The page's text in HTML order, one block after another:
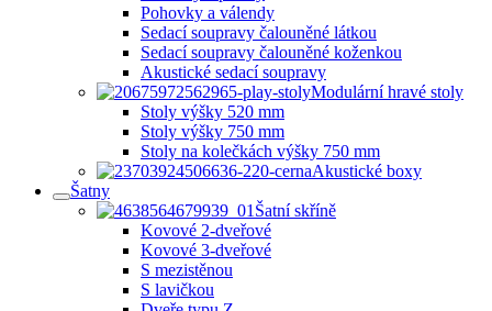
Pohovky a válendy
Sedací soupravy čalouněné látkou
Sedací soupravy čalouněné koženkou
Akustické sedací soupravy
Modulární hravé stoly
Stoly výšky 520 mm
Stoly výšky 750 mm
Stoly na kolečkách výšky 750 mm
Akustické boxy
Šatny
Šatní skříně
Kovové 2-dveřové
Kovové 3-dveřové
S mezistěnou
S lavičkou